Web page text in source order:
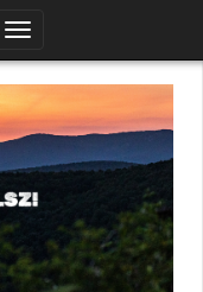
Navigációs
menü